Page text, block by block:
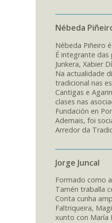
Nébeda
Nébeda Piñeiro
É integrante das
Junkera, Xabier
Na actualidade
tradicional nas
Cantigas e
clases nas
Fundación en
Ademais, foi
Arredor da
Jorge Juncal
Formado como
Tamén traballa
Conta cunha
Faltriqueira,
xunto con María